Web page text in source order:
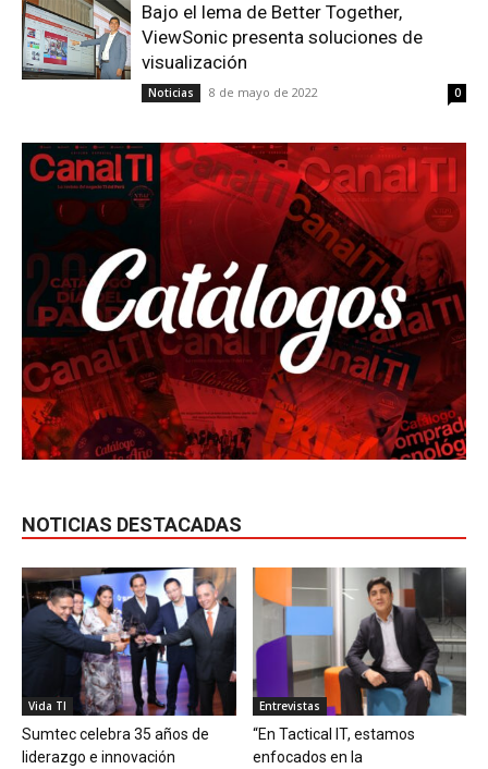
Bajo el lema de Better Together,
ViewSonic presenta soluciones de
visualización
Noticias 8 de mayo de 2022 0
NOTICIAS DESTACADAS
Vida TI
Sumtec celebra 35 años de
liderazgo e innovación
Entrevistas
“En Tactical IT, estamos
enfocados en la